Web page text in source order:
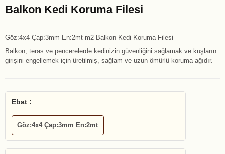
Balkon Kedi Koruma Filesi
Göz:4x4 Çap:3mm En:2mt m2 Balkon Kedi Koruma Filesi
Balkon, teras ve pencerelerde kedinizin güvenliğini sağlamak ve kuşların
girişini engellemek için üretilmiş, sağlam ve uzun ömürlü koruma ağıdır.
Ebat :
Göz:4x4 Çap:3mm En:2mt